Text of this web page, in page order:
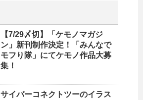
【7/29〆切】「ケモノマガジ
ン」新刊制作決定！「みんなで
モフり隊」にてケモノ作品大募
集！
サイバーコネクトツーのイラス